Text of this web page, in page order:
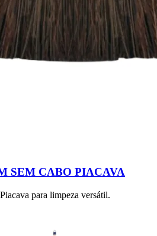
SEM CABO PIACAVA
para limpeza versátil.